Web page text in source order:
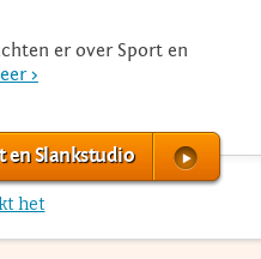
er over Sport en
>
en Slankstudio
het